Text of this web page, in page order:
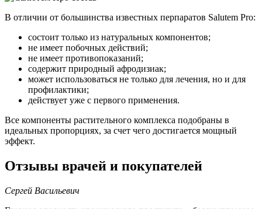
В отличии от большинства известных перпаратов Salutem Pro:
состоит только из натуральных компонентов;
не имеет побочных действий;
не имеет противопоказаний;
содержит природный афродизиак;
может использоваться не только для лечения, но и для
профилактики;
действует уже с первого применения.
Все компоненты растительного комплекса подобраны в
идеальных пропорциях, за счет чего достигается мощный
эффект.
Отзывы врачей и покупателей
Сергей Васильевич